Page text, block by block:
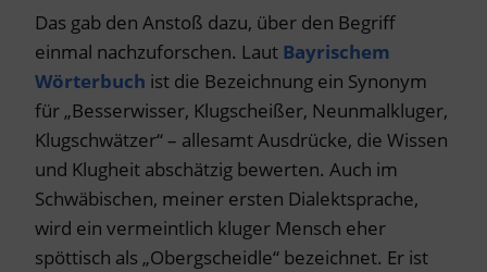
Das gab den Anstoß dazu, über den Begriff
einmal nachzuforschen. Laut Bayrischem
Wörterbuch ist die Bezeichnung ein Synonym
für „Besserwisser, Klugscheißer, Neunmalkluger,
Klugschwätzer“ – allesamt Ausdrücke, die Wissen
und Klugheit abschätzig bewerten. Auch im
Schwäbischen, meiner ersten Dialektsprache,
wird ein vermeintlich kluger Mensch eher
spöttisch als „Obergscheidle“ bezeichnet. Er ist